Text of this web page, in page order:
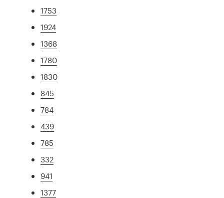
1753
1924
1368
1780
1830
845
784
439
785
332
941
1377